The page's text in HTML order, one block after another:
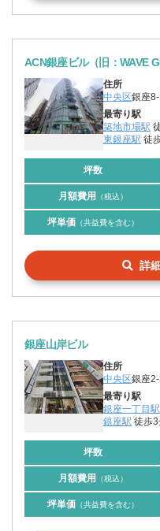
ACN銀座ビル（旧：WAVE
住所
中央区銀座
最寄り駅
築地市場駅
東銀座駅 徒
坪数
月額費用 （税込）
坪単価 （共益費を含む）
詳
銀座山岸ビル
住所
中央区銀座
最寄り駅
銀座一丁目駅
銀座駅 徒歩
坪数
月額費用 （税込）
坪単価 （共益費を含む）